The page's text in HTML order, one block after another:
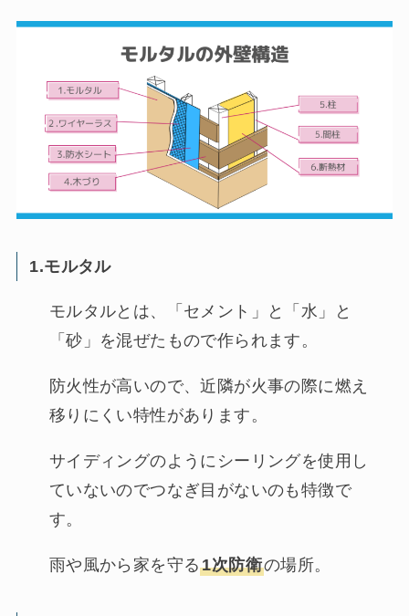
1.モルタル
モルタルとは、「セメント」と「水」と
「砂」を混ぜたもので作られます。
防火性が高いので、近隣が火事の際に燃え
移りにくい特性があります。
サイディングのようにシーリングを使用し
ていないのでつなぎ目がないのも特徴で
す。
雨や風から家を守る1次防衛の場所。